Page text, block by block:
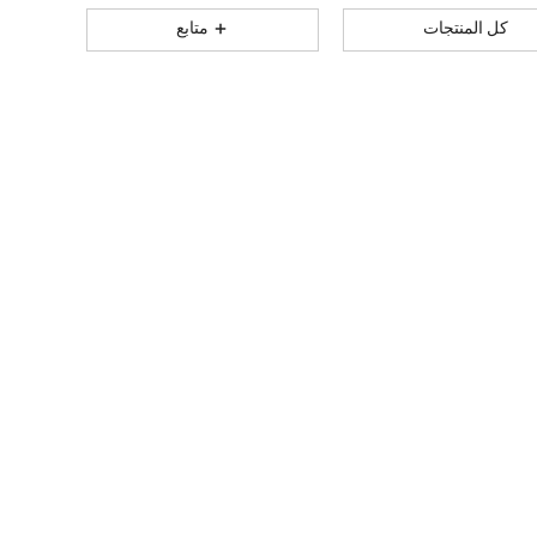
4.81
148
كل المنتجات متابع